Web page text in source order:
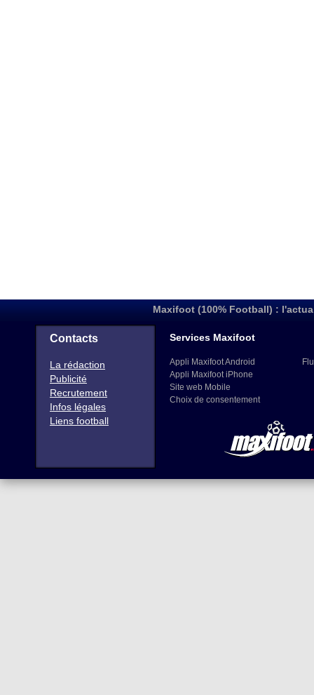
Maxifoot (100% Football) :
Contacts
La rédaction
Publicité
Recrutement
Infos légales
Liens football
Services Maxifoot
Appli Maxifoot Android
Appli Maxifoot iPhone
Site web Mobile
Choix de consentement